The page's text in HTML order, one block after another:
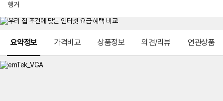
행거
요약정보 가격비교 상품정보 의견/리뷰 연관상품